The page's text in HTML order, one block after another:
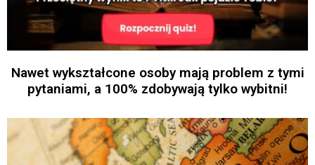
Nawet wykształcone osoby mają problem z tymi
pytaniami, a 100% zdobywają tylko wybitni!